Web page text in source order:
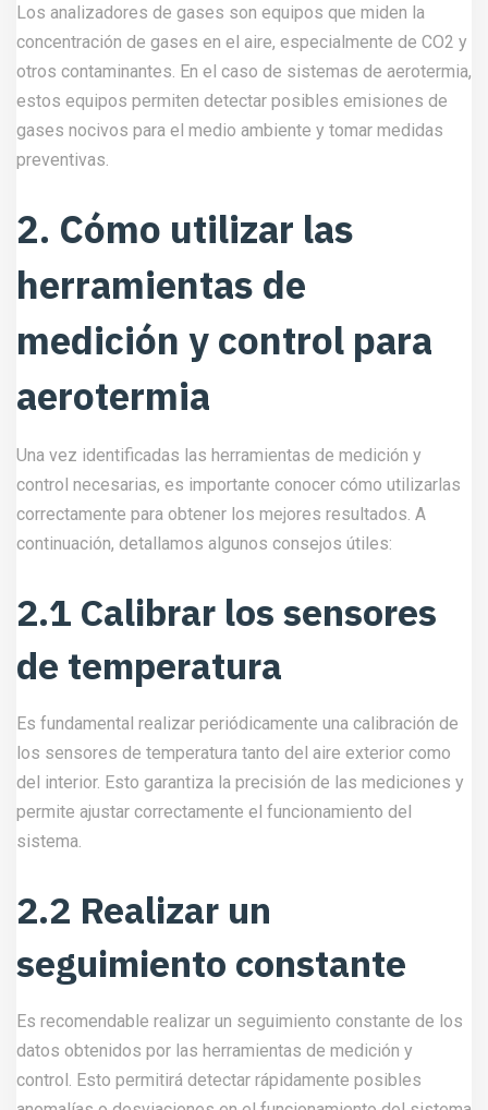
Los analizadores de gases son equipos que miden la
concentración de gases en el aire, especialmente de CO2 y
otros contaminantes. En el caso de sistemas de aerotermia,
estos equipos permiten detectar posibles emisiones de
gases nocivos para el medio ambiente y tomar medidas
preventivas.
2. Cómo utilizar las
herramientas de
medición y control para
aerotermia
Una vez identificadas las herramientas de medición y
control necesarias, es importante conocer cómo utilizarlas
correctamente para obtener los mejores resultados. A
continuación, detallamos algunos consejos útiles:
2.1 Calibrar los sensores
de temperatura
Es fundamental realizar periódicamente una calibración de
los sensores de temperatura tanto del aire exterior como
del interior. Esto garantiza la precisión de las mediciones y
permite ajustar correctamente el funcionamiento del
sistema.
2.2 Realizar un
seguimiento constante
Es recomendable realizar un seguimiento constante de los
datos obtenidos por las herramientas de medición y
control. Esto permitirá detectar rápidamente posibles